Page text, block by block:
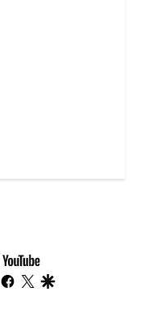
youtube-
footer
instagram
facebook
twitter